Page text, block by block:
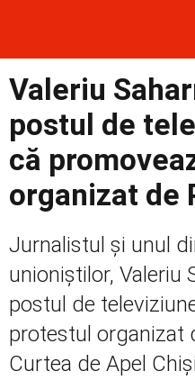
Contact
Prima
Externe
Valeriu
postul de
că
organizat de
Jurnalistul și unul
unioniștilor, Valeriu
postul de
protestul organizat
Curtea de Apel